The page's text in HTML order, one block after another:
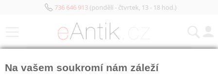
736 646 913(pondělí - čtvrtek, 13 - 18 hod.)
Na vašem soukromí nám záleží